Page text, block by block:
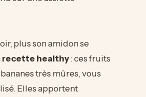
plus son amidon se
recette healthy: ces fruits
très mûres, vous
Elles apportent